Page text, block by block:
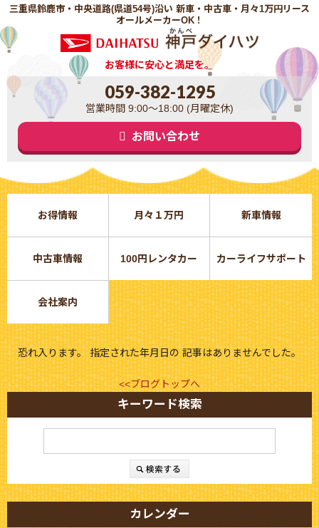
三重県鈴鹿市・中央道路(県道54号)沿い 新車・中古車・月々1万円リース
オールメーカーOK！
お客様に安心と満足を。
059-382-1295
営業時間 9:00～18:00 (月曜定休)
お問い合わせ
お得情報 月々１万円 新車情報
中古車情報 100円レンタカー カーライフサポート
会社案内
恐れ入ります。 指定された年月日の 記事はありませんでした。
<<ブログトップへ
キーワード検索
カレンダー